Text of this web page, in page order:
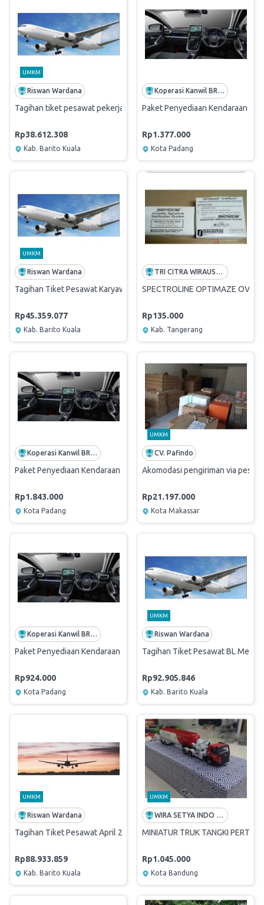
UMKM
Riswan Wardana
Tagihan tiket pesawat pekerja BL periode Agustus 2025
Rp38.612.308
Kab. Barito Kuala
Koperasi Kanwil BRI Padang
Paket Penyediaan Kendaraan
Rp1.377.000
Kota Padang
UMKM
Riswan Wardana
Tagihan Tiket Pesawat Karyawan 16 Mei - 09 Agustus 2025
Rp45.359.077
Kab. Barito Kuala
TRI CITRA WIRAUSAHA NASIONAL
SPECTROLINE OPTIMAZE
Rp135.000
Kab. Tangerang
Koperasi Kanwil BRI Padang
Paket Penyediaan Kendaraan Dinas (RO) (JULI 2025)
Rp1.843.000
Kota Padang
UMKM
CV. Pafindo
Akomodasi pengiriman via
Rp21.197.000
Kota Makassar
Koperasi Kanwil BRI Padang
Paket Penyediaan Kendaraan Dinas (RO) (MEI 2025)
Rp924.000
Kota Padang
UMKM
Riswan Wardana
Tagihan Tiket Pesawat BL Mei
Rp92.905.846
Kab. Barito Kuala
UMKM
Riswan Wardana
Tagihan Tiket Pesawat April 2025
Rp88.933.859
Kab. Barito Kuala
UMKM
WIRA SETYA INDO PUTRA
MINIATUR TRUK TANGKI
Rp1.045.000
Kota Bandung